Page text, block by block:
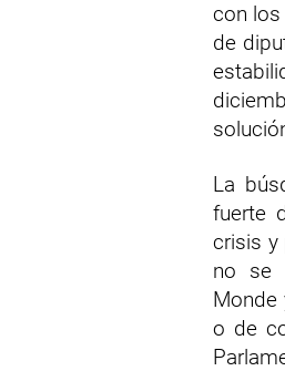
con los
de
La
fuerte
crisis y
no se
Monde
o de